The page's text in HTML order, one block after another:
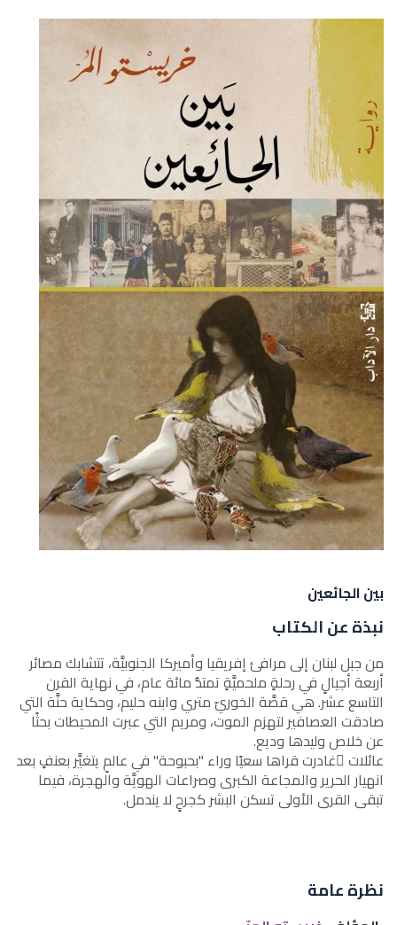
بين الجائعين
نبذة عن الكتاب
من جبل لبنان إلى مرافئ إفريقيا وأميركا الجنوبيَّة، تتشابك مصائر
أربعة أجيالٍ في رحلةٍ ملحميَّةٍ تمتدُّ مائة عام، في نهاية القرن
التاسع عشر. هي قصَّة الخوريّ متري وابنه حليم، وحكاية حنَّة التي
صادقت العصافير لتهزم الموت، ومريم التي عبرت المحيطات بحثًا
عن خلاص وليدها وديع.
عائلات ٌغادرت قراها سعيًا وراء "بحبوحة" في عالمٍ يتغيَّر بعنفٍ بعد
انهيار الحرير والمجاعة الكبرى وصراعات الهويَّة والهجرة، فيما
تبقى القرى الأولى تسكن البشر كجرحٍ لا يندمل.
نظرة عامة